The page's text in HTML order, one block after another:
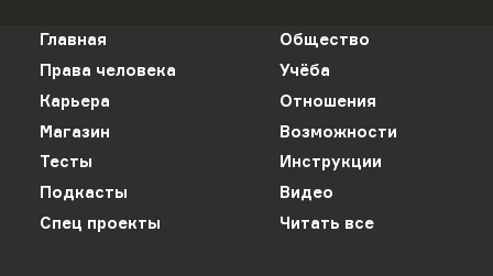
Главная
Общество
Права человека
Учёба
Карьера
Отношения
Магазин
Возможности
Тесты
Инструкции
Подкасты
Видео
Спец проекты
Читать все